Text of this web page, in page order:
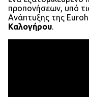
προπονήσεων, υπό
Ανάπτυξης της
Καλογήρου.